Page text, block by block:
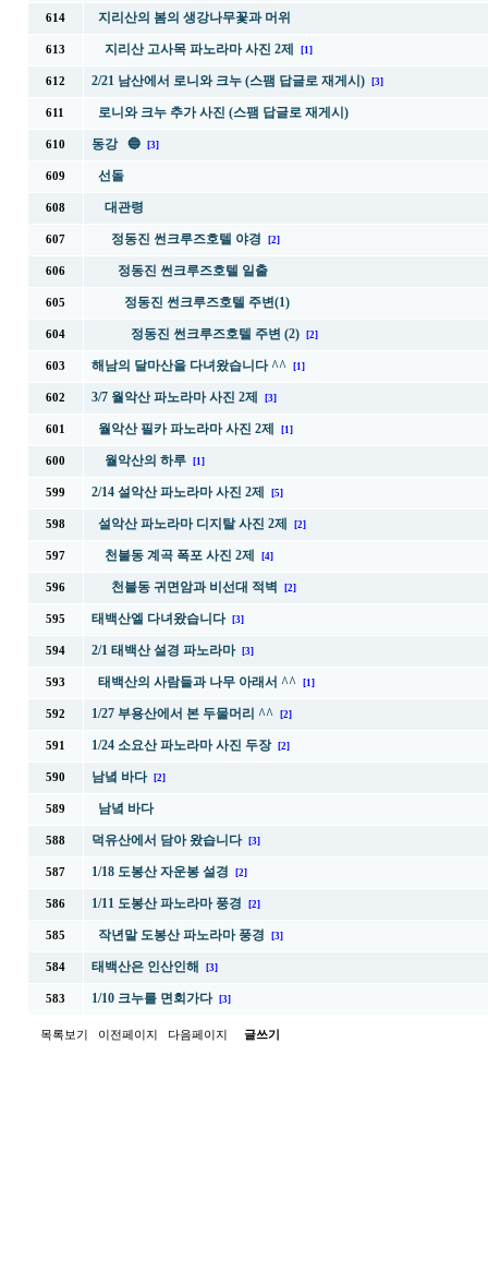
614 지리산의 봄의 생강나무꽃과 머위
613 지리산 고사목 파노라마 사진 2제 [1]
612 2/21 남산에서 로니와 크누 (스팸 답글로 재게시) [3]
611 로니와 크누 추가 사진 (스팸 답글로 재게시)
610 동강 🔵 [3]
609 선돌
608 대관령
607 정동진 썬크루즈호텔 야경 [2]
606 정동진 썬크루즈호텔 일출
605 정동진 썬크루즈호텔 주변(1)
604 정동진 썬크루즈호텔 주변 (2) [2]
603 해남의 달마산을 다녀왔습니다 ^^ [1]
602 3/7 월악산 파노라마 사진 2제 [3]
601 월악산 필카 파노라마 사진 2제 [1]
600 월악산의 하루 [1]
599 2/14 설악산 파노라마 사진 2제 [5]
598 설악산 파노라마 디지탈 사진 2제 [2]
597 천불동 계곡 폭포 사진 2제 [4]
596 천불동 귀면암과 비선대 적벽 [2]
595 태백산엘 다녀왔습니다 [3]
594 2/1 태백산 설경 파노라마 [3]
593 태백산의 사람들과 나무 아래서 ^^ [1]
592 1/27 부용산에서 본 두물머리 ^^ [2]
591 1/24 소요산 파노라마 사진 두장 [2]
590 남녘 바다 [2]
589 남녘 바다
588 덕유산에서 담아 왔습니다 [3]
587 1/18 도봉산 자운봉 설경 [2]
586 1/11 도봉산 파노라마 풍경 [2]
585 작년말 도봉산 파노라마 풍경 [3]
584 태백산은 인산인해 [3]
583 1/10 크누를 면회가다 [3]
목록보기 이전페이지 다음페이지 글쓰기